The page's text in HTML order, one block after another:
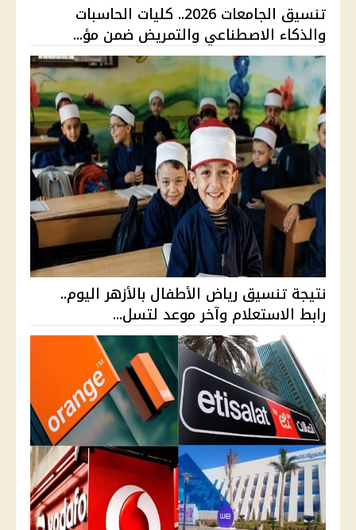
تنسيق الجامعات 2026.. كليات الحاسبات
والذكاء الاصطناعي والتمريض ضمن مؤ...
نتيجة تنسيق رياض الأطفال بالأزهر اليوم..
رابط الاستعلام وآخر موعد لتسل...